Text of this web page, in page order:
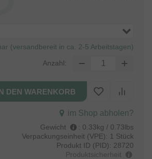
(versandbereit in ca. 2-5 Arbeitstagen)
Anzahl:
im Shop abholen?
Gewicht : 0.33kg / 0.73lbs
Verpackungseinheit (VPE): 1 Stück
Produkt ID (PID): 28720
Produktsicherheit